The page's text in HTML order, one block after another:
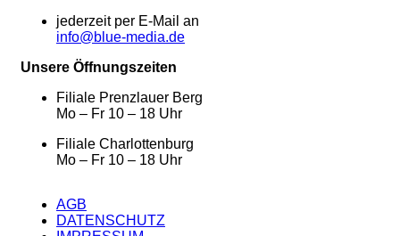
jederzeit per E-Mail an
info@blue-media.de
Unsere Öffnungszeiten
Filiale Prenzlauer Berg
Mo – Fr 10 – 18 Uhr
Filiale Charlottenburg
Mo – Fr 10 – 18 Uhr
AGB
DATENSCHUTZ